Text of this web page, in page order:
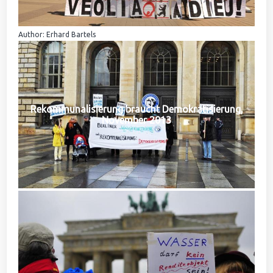
Author: Erhard Bartels
Rekommunalisierung braucht Demokratisierung,
November 2013